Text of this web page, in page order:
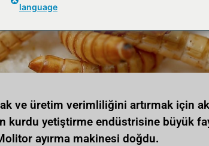
ve üretim verimliliğini artırmak için
kurdu yetiştirme endüstrisine büyük
ayırma makinesi doğdu.
language